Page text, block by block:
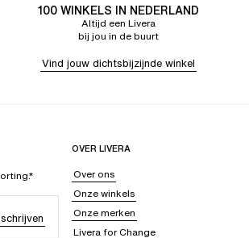
100 WINKELS IN NEDERLAND
Altijd een Livera
bij jou in de buurt
Vind jouw dichtsbijzijnde winkel
OVER LIVERA
Over ons
Onze winkels
Onze merken
Livera for Change